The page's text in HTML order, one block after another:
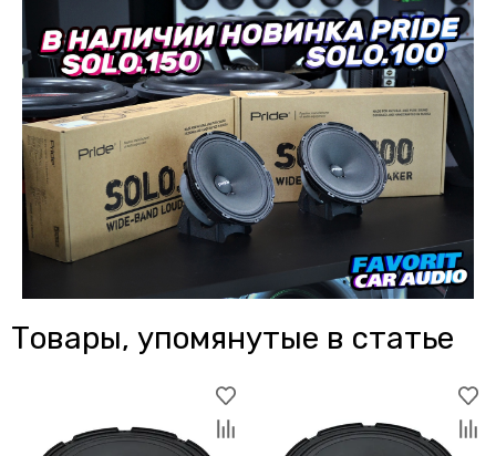
Товары, упомянутые в статье